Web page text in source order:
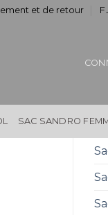
et de retour
SAC SANDRO